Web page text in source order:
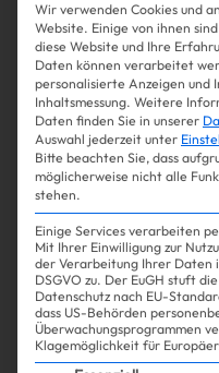
Gossip
Win Win
Shopping Fashion|
Alle suchen
Wir verwenden Cookies und
Website. Einige von ihnen
diese Website und Ihre
Daten können verarbeitet
personalisierte Anzeigen und
Inhaltsmessung. Weitere
Daten finden Sie in unserer
Auswahl jederzeit unter
Bitte beachten Sie, dass
möglicherweise nicht alle
stehen.
Einige Services verarbeiten
Mit Ihrer Einwilligung zur
der Verarbeitung Ihrer Daten
DSGVO zu. Der EuGH stuft
Datenschutz nach EU-
dass US-Behörden
Überwachungsprogrammen
Klagemöglichkeit für